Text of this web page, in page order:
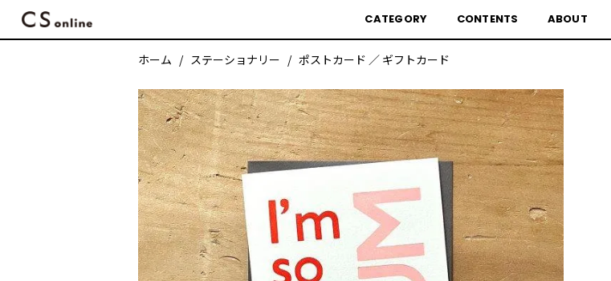
CATEGORY CONTENTS ABOUT
ホーム ステーショナリー ポストカード ／ ギフトカード